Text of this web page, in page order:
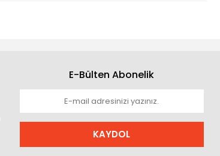
E-Bülten Abonelik
KAYDOL